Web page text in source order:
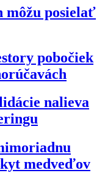
môžu posielať
pobočiek
nalieva
medveďov